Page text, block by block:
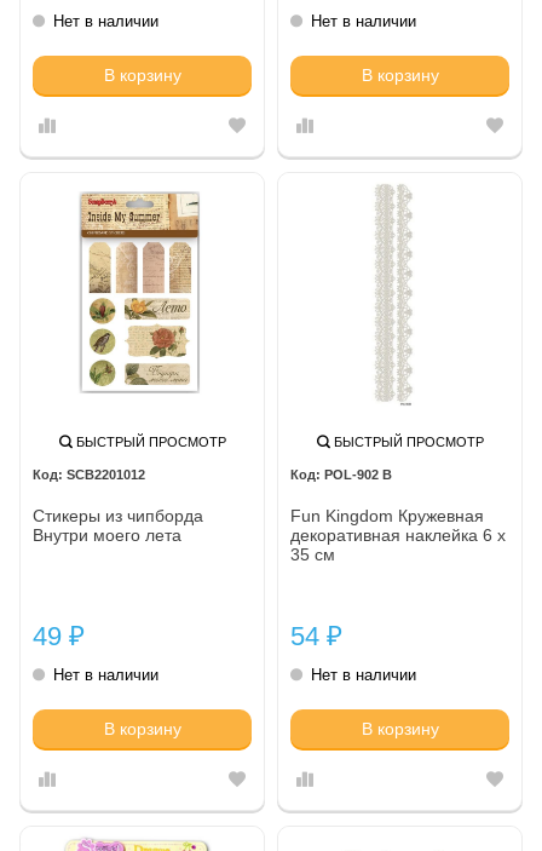
Нет в наличии
В корзину
Нет в наличии
В корзину
БЫСТРЫЙ ПРОСМОТР
SCB2201012
Стикеры из чипборда
Внутри моего лета
49 ₽
Нет в наличии
В корзину
БЫСТРЫЙ ПРОСМОТР
POL-902 B
Fun Kingdom Кружевная
декоративная наклейка 6 х
35 см
54 ₽
Нет в наличии
В корзину